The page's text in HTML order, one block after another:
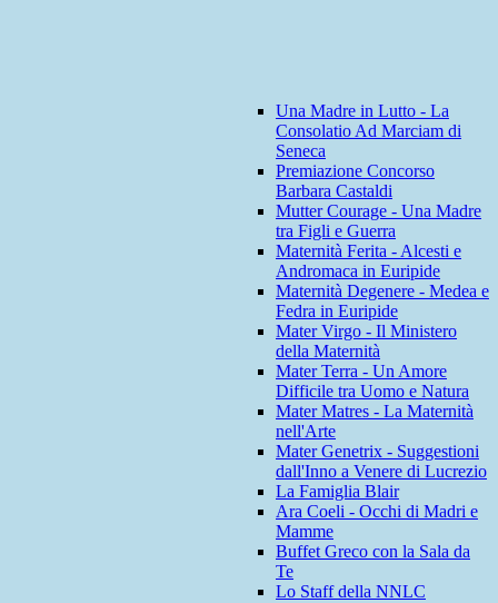
Una Madre in Lutto - La
Consolatio Ad Marciam di
Seneca
Premiazione Concorso
Barbara Castaldi
Mutter Courage - Una Madre
tra Figli e Guerra
Maternità Ferita - Alcesti e
Andromaca in Euripide
Maternità Degenere - Medea e
Fedra in Euripide
Mater Virgo - Il Ministero
della Maternità
Mater Terra - Un Amore
Difficile tra Uomo e Natura
Mater Matres - La Maternità
nell'Arte
Mater Genetrix - Suggestioni
dall'Inno a Venere di Lucrezio
La Famiglia Blair
Ara Coeli - Occhi di Madri e
Mamme
Buffet Greco con la Sala da
Te
Lo Staff della NNLC